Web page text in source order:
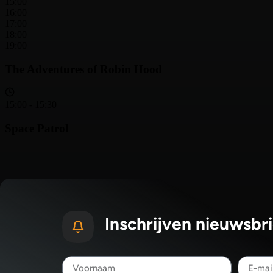
Inschrijven